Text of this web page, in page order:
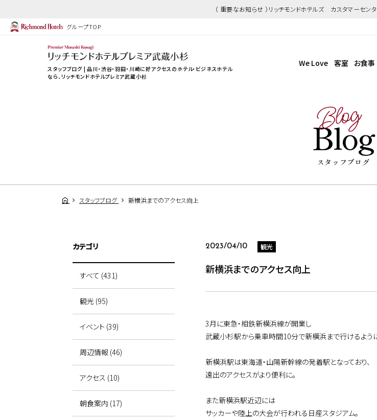
（ 重要なお知らせ ）リッチモンドホテルズ カスタマーセ
グループTOP
スタッフブログ | 品川・渋谷・羽田・川崎に好アクセスのホテル・ビジネスホテル
なら、 リッチモンドホテルプレミア武蔵小杉
We Love 客室 お食事
Blog
Blog
スタッフブログ
スタッフブログ 新横浜までのアクセス向上
2023/04/10 観光
新横浜までのアクセス向上
3月に東急・相鉄新横浜線が開業し
武蔵小杉駅から乗車時間10分で新横浜まで行けるよう
新横浜駅は東海道・山陽新幹線の発着駅となっており、
遠出のアクセスがより便利に。
また新横浜駅近辺には
サッカーや陸上の大会が行われる日産スタジアム。
カテゴリ
すべて (431)
観光 (95)
イベント (39)
周辺情報 (46)
アクセス (10)
朝食案内 (17)